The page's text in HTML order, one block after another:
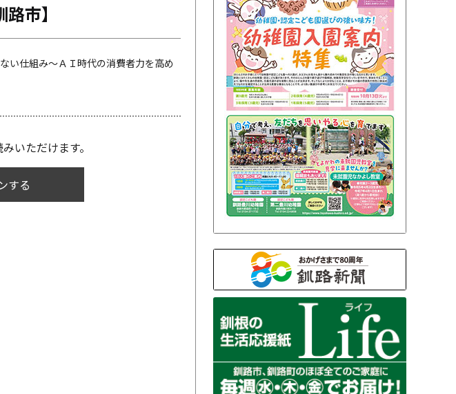
k
k
市】
仕組み～ＡＩ時代の消費者力を高め
いただけます。
する